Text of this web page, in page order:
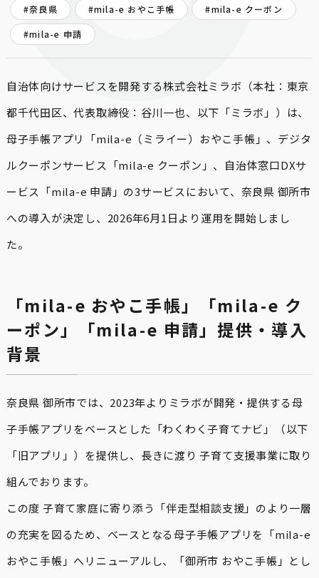
#奈良県 #mila-e おやこ手帳 #mila-e クーポン
#mila-e 申請
自治体向けサービスを開発する株式会社ミラボ（本社：東京
都千代田区、代表取締役：谷川一也、以下「ミラボ」）は、
母子手帳アプリ「mila-e（ミライー）おやこ手帳」、デジタ
ルクーポンサービス「mila-e クーポン」、自治体窓口DXサ
ービス「mila-e 申請」の3サービスにおいて、奈良県 御所市
への導入が決定し、2026年6月1日より運用を開始しまし
た。
「mila-e おやこ手帳」「mila-e ク
ーポン」「mila-e 申請」提供・導入
背景
奈良県 御所市では、2023年よりミラボが開発・提供する母
子手帳アプリをベースとした「わくわく子育てナビ」（以下
「旧アプリ」）を提供し、長きに渡り 子育て支援事業に取り
組んでおります。
この度 子育て家庭に寄り添う「伴走型相談支援」のより一層
の充実を図るため、ベースとなる母子手帳アプリを「mila-e
おやこ手帳」へリニューアルし、「御所市 おやこ手帳」とし